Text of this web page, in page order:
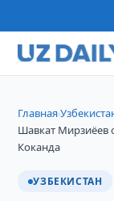
Главная›
Шавкат Мирзиёев
Коканда
УЗБЕКИСТАН